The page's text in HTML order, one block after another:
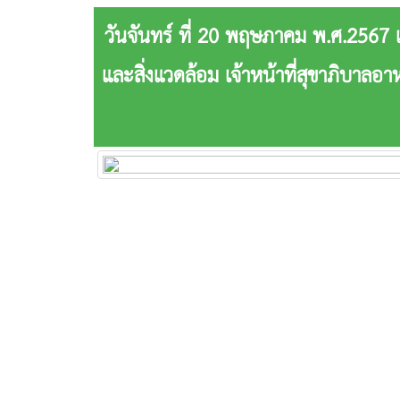
วันจันทร์ ที่ 20 พฤษภาคม พ.ศ.2567
และสิ่งแวดล้อม เจ้าหน้าที่สุขาภิบาลอ